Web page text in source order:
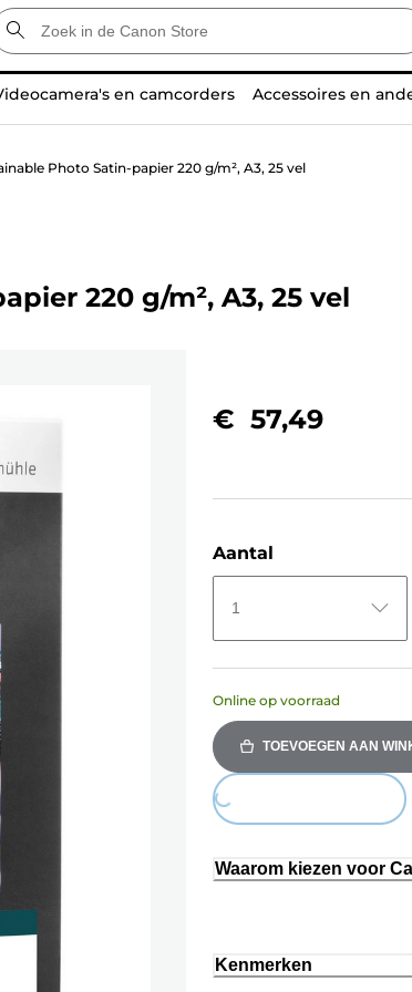
en camcorders Accessoires en
Photo Satin-papier 220 g/m², A3, 25 vel
220 g/m², A3, 25 vel
€ 57,49
Aantal
1
Online op voorraad
TOEVOEGEN AAN
Loading...
Waarom kiezen voor
Kenmerken